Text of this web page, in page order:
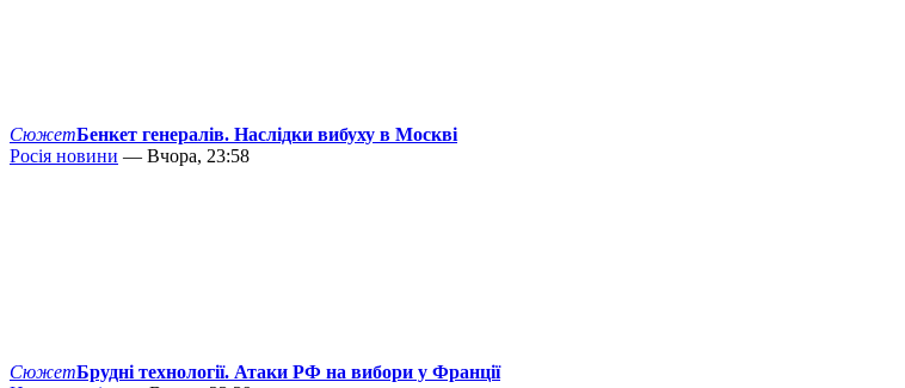
СюжетБенкет генералів. Наслідки вибуху в Москві
Росія новини — Вчора, 23:58
СюжетБрудні технології. Атаки РФ на вибори у Франції